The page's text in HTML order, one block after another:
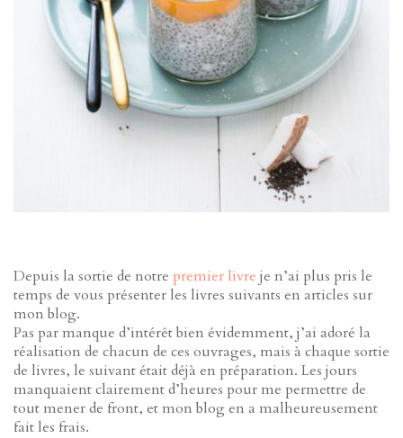
Depuis la sortie de notre premier livre je n’ai plus pris le
temps de vous présenter les livres suivants en articles sur
mon blog.
Pas par manque d’intérêt bien évidemment, j’ai adoré la
réalisation de chacun de ces ouvrages, mais à chaque sortie
de livres, le suivant était déjà en préparation. Les jours
manquaient clairement d’heures pour me permettre de
tout mener de front, et mon blog en a malheureusement
fait les frais.